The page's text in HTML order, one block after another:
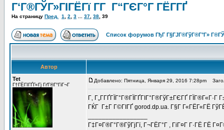
Г‘Г®ГЎГ»ГІГЁГї Г­Г Г“ГЄГ°Г ГЁГ­ГҐ
На страницу Пред. 1 2 3 37 38 39
Список форумов ГђГ Г§ГЈГ®ГўГ®Г°Г»
Автор
Tet
Г†ГЁГІГҐГ«Гј ГґГ®Г°ГіГ¬Г
Добавлено: Пятница, Января 29, 2016 7:28pm
Г‚ Г„Г­ГҐГЇГ°Г®ГЇГҐГІГ°Г®ГўГ±ГЄГҐ
ГЌГ Г±Г Г©ГІГҐ gorod.dp.ua. Г§Г Г«ГЁГ«ГЁ
Г‡Г¤Г®Г°Г®ГўГјГї, Г¬ГЁГ°Г , ГіГ¤Г Г·ГЁ ГЁ